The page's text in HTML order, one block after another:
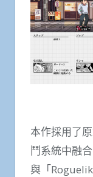
本作採用了
鬥系統中融
與「